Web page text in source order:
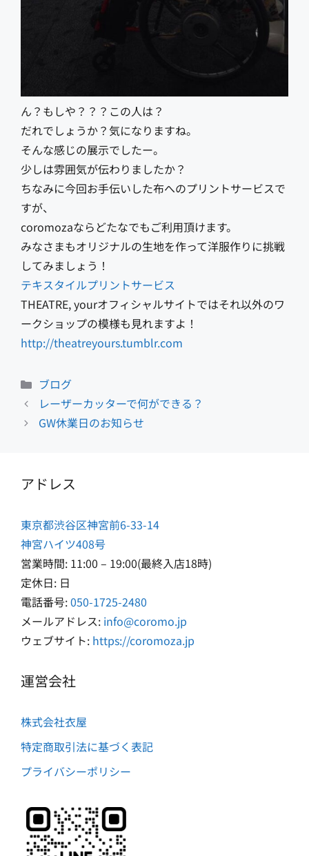
ん？もしや？？？この人は？
だれでしょうか？気になりますね。
そんな感じの展示でしたー。
少しは雰囲気が伝わりましたか？
ちなみに今回お手伝いした布へのプリントサービスで
すが、
coromozaならどたなでもご利用頂けます。
みなさまもオリジナルの生地を作って洋服作りに挑戦
してみましょう！
テキスタイルプリントサービス
THEATRE, yourオフィシャルサイトではそれ以外のワ
ークショップの模様も見れますよ！
http://theatreyours.tumblr.com
カ
テ
ゴ
リ
ブログ
レーザーカッターで何ができる？
GW休業日のお知らせ
アドレス
東京都渋谷区神宮前6-33-14
神宮ハイツ408号
営業時間: 11:00 – 19:00(最終入店18時)
定休日: 日
電話番号:050-1725-2480
メールアドレス: info@coromo.jp
ウェブサイト: https://coromoza.jp
運営会社
株式会社衣屋
特定商取引法に基づく表記
プライバシーポリシー